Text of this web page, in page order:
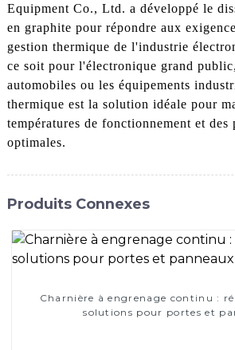
Equipment Co., Ltd. a développé le
en graphite pour répondre aux
gestion thermique de l'industrie
ce soit pour l'électronique grand
automobiles ou les équipements
thermique est la solution idéale pour
températures de fonctionnement et des
optimales.
Produits Connexes
Charnière à engrenage continu :
solutions pour portes et